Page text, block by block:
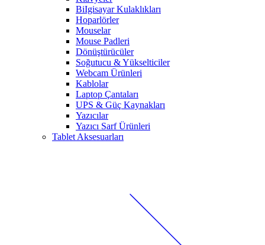
BiIgisayar Kulaklıkları
Hoparlörler
Mouselar
Mouse Padleri
Dönüştürücüler
Soğutucu & Yükselticiler
Webcam Ürünleri
Kablolar
Laptop Çantaları
UPS & Güç Kaynakları
Yazıcılar
Yazıcı Sarf Ürünleri
Tablet Aksesuarları